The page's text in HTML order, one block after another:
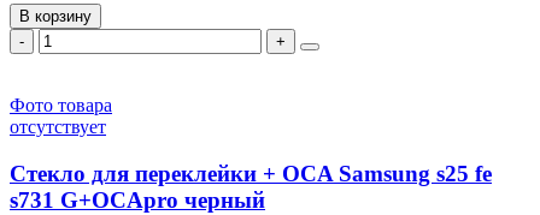
В корзину
-
+
Фото товара
отсутствует
Стекло для переклейки + OCA Samsung s25 fe
s731 G+OCApro черный